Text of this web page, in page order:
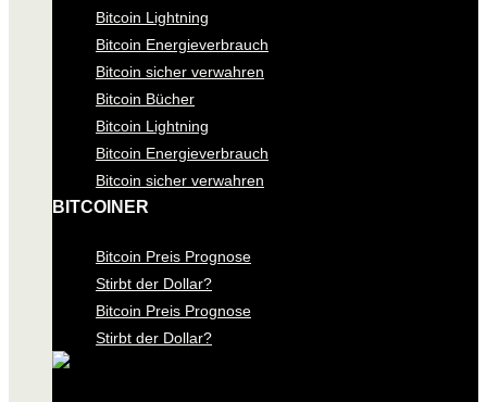
Bitcoin Lightning
Bitcoin Energieverbrauch
Bitcoin sicher verwahren
Bitcoin Bücher
Bitcoin Lightning
Bitcoin Energieverbrauch
Bitcoin sicher verwahren
BITCOINER
Bitcoin Preis Prognose
Stirbt der Dollar?
Bitcoin Preis Prognose
Stirbt der Dollar?